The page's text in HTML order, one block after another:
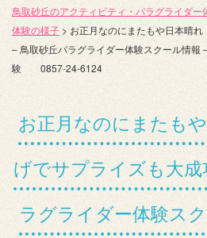
鳥取砂丘のアクティビティ・パラグライダー
体験の様子 > お正月なのにまたもや日本晴
– 鳥取砂丘パラグライダー体験スクール情報
験 0857-24-6124
お正月なのにまたも
げでサプライズも大成
ラグライダー体験ス